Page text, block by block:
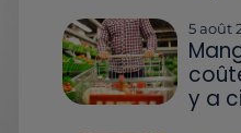
5 août
y a